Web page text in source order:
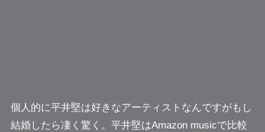
個人的に平井堅は好きなアーティストなんですがもし
結婚したら凄く驚く。平井堅はAmazon musicで比較